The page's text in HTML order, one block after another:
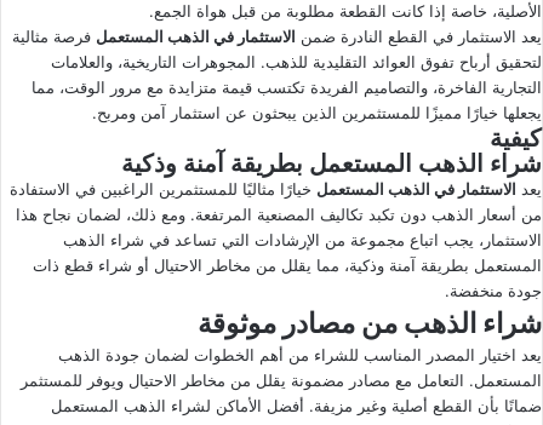
الأصلية، خاصة إذا كانت القطعة مطلوبة من قبل هواة الجمع.
يعد الاستثمار في القطع النادرة ضمن الاستثمار في الذهب المستعمل فرصة مثالية
لتحقيق أرباح تفوق العوائد التقليدية للذهب. المجوهرات التاريخية، والعلامات
التجارية الفاخرة، والتصاميم الفريدة تكتسب قيمة متزايدة مع مرور الوقت، مما
يجعلها خيارًا مميزًا للمستثمرين الذين يبحثون عن استثمار آمن ومربح.
كيفية
شراء الذهب المستعمل بطريقة آمنة وذكية
يعد الاستثمار في الذهب المستعمل خيارًا مثاليًا للمستثمرين الراغبين في الاستفادة
من أسعار الذهب دون تكبد تكاليف المصنعية المرتفعة. ومع ذلك، لضمان نجاح هذا
الاستثمار، يجب اتباع مجموعة من الإرشادات التي تساعد في شراء الذهب
المستعمل بطريقة آمنة وذكية، مما يقلل من مخاطر الاحتيال أو شراء قطع ذات
جودة منخفضة.
شراء الذهب من مصادر موثوقة
يعد اختيار المصدر المناسب للشراء من أهم الخطوات لضمان جودة الذهب
المستعمل. التعامل مع مصادر مضمونة يقلل من مخاطر الاحتيال ويوفر للمستثمر
ضمانًا بأن القطع أصلية وغير مزيفة. أفضل الأماكن لشراء الذهب المستعمل